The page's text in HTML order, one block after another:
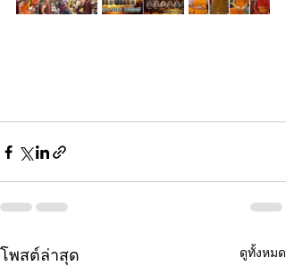
โพสต์ล่าสุด ดูทั้งหมด